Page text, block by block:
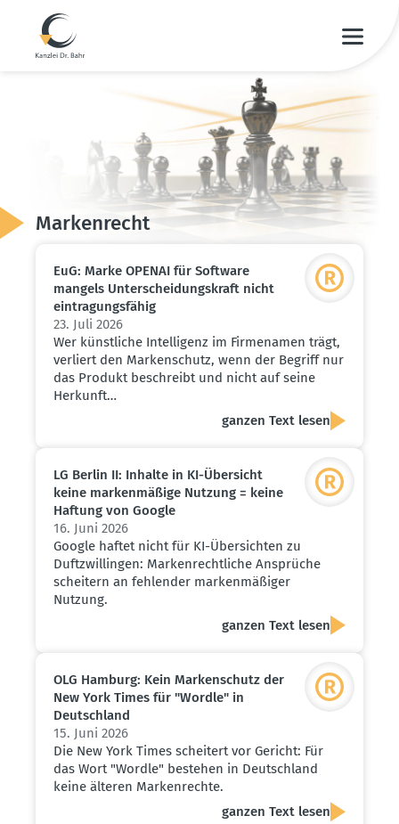
Marken­recht
EuG: Marke OPENAI für Software
mangels Unter­schei­dungs­kraft nicht
eintra­gungs­fähig
23. Juli 2026
Wer künstliche Intelligenz im Firmenamen trägt,
verliert den Markenschutz, wenn der Begriff nur
das Produkt beschreibt und nicht auf seine
Herkunft…
ganzen Text lesen
LG Berlin II: Inhalte in KI-Übersicht
keine marken­mäßige Nutzung = keine
Haftung von Google
16. Juni 2026
Google haftet nicht für KI-Übersichten zu
Duftzwillingen: Markenrechtliche Ansprüche
scheitern an fehlender markenmäßiger
Nutzung.
ganzen Text lesen
OLG Hamburg: Kein Marken­schutz der
New York Times für "Wordle" in
Deutschland
15. Juni 2026
Die New York Times scheitert vor Gericht: Für
das Wort "Wordle" bestehen in Deutschland
keine älteren Markenrechte.
ganzen Text lesen